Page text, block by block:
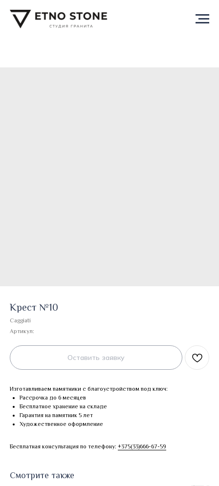
Крест №10
Caggiati
Артикул:
Оставить заявку
Изготавливаем памятники с благоустройством под ключ:
Рассрочка до 6 месяцев
Бесплатное хранение на складе
Гарантия на памятник 5 лет
Художественное оформление
Бесплатная консультация по телефону: +375(33)666-67-59
Смотрите также